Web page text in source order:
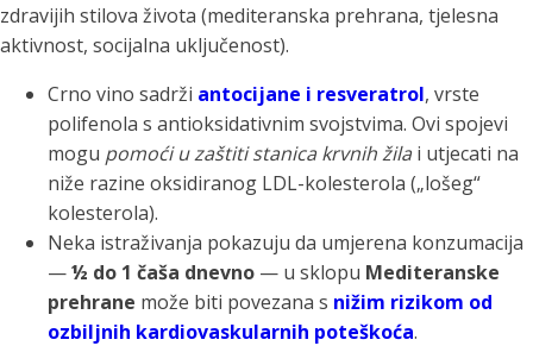
zdravijih stilova života (mediteranska prehrana, tjelesna
aktivnost, socijalna uključenost).
Crno vino sadrži antocijane i resveratrol, vrste
polifenola s antioksidativnim svojstvima. Ovi spojevi
mogu pomoći u zaštiti stanica krvnih žila i utjecati na
niže razine oksidiranog LDL-kolesterola („lošeg“
kolesterola).
Neka istraživanja pokazuju da umjerena konzumacija
—½ do 1 čaša dnevno — u sklopu Mediteranske
prehrane može biti povezana s nižim rizikom od
ozbiljnih kardiovaskularnih poteškoća.